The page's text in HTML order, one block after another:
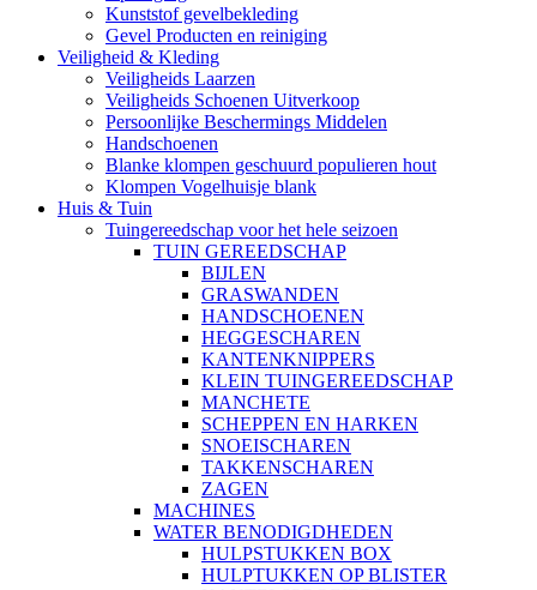
Kunststof gevelbekleding
Gevel Producten en reiniging
Veiligheid & Kleding
Veiligheids Laarzen
Veiligheids Schoenen Uitverkoop
Persoonlijke Beschermings Middelen
Handschoenen
Blanke klompen geschuurd populieren hout
Klompen Vogelhuisje blank
Huis & Tuin
Tuingereedschap voor het hele seizoen
TUIN GEREEDSCHAP
BIJLEN
GRASWANDEN
HANDSCHOENEN
HEGGESCHAREN
KANTENKNIPPERS
KLEIN TUINGEREEDSCHAP
MANCHETE
SCHEPPEN EN HARKEN
SNOEISCHAREN
TAKKENSCHAREN
ZAGEN
MACHINES
WATER BENODIGDHEDEN
HULPSTUKKEN BOX
HULPTUKKEN OP BLISTER